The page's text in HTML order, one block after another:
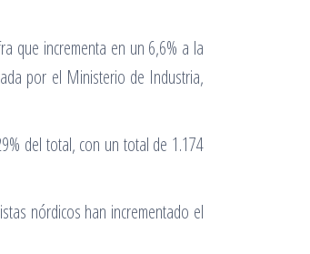
que incrementa en un 6,6% a la
por el Ministerio de Industria,
del total, con un total de 1.174
nórdicos han incrementado el